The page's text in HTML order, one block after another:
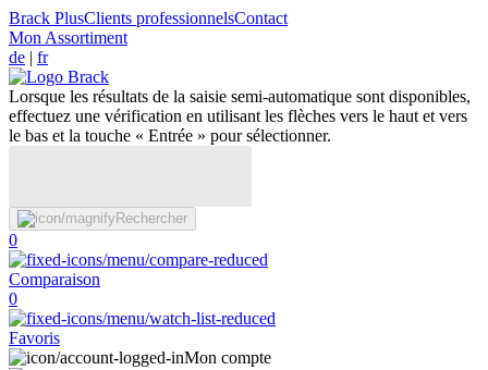
Brack PlusClients professionnelsContact
Mon Assortiment
de | fr
Lorsque les résultats de la saisie semi-automatique sont disponibles,
effectuez une vérification en utilisant les flèches vers le haut et vers
le bas et la touche « Entrée » pour sélectionner.
Rechercher
0
Comparaison
0
Favoris
Mon compte